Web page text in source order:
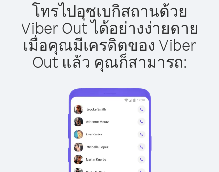
โทรไปอุซเบกิสถานด้วย
Viber Out ได้อย่างง่ายดาย
เมื่อคุณมีเครดิตของ Viber
Out แล้ว คุณก็สามารถ: